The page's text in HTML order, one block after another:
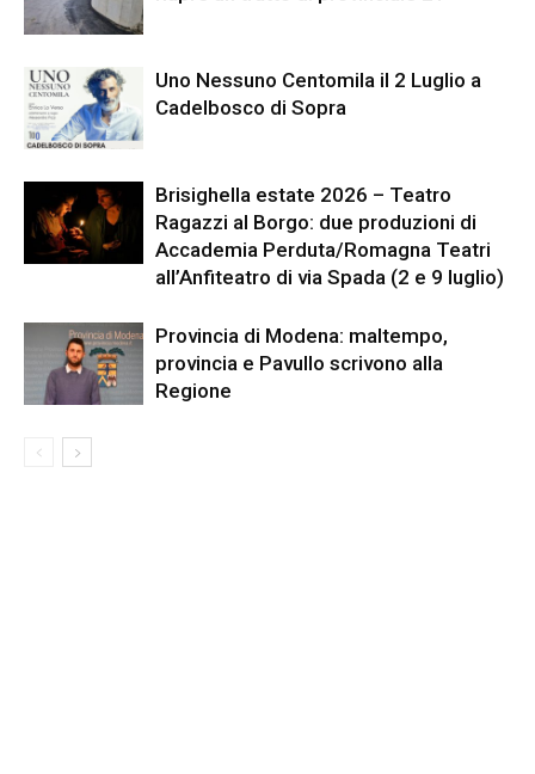
Uno Nessuno Centomila il 2 Luglio a
Cadelbosco di Sopra
Brisighella estate 2026 – Teatro
Ragazzi al Borgo: due produzioni di
Accademia Perduta/Romagna Teatri
all’Anfiteatro di via Spada (2 e 9 luglio)
Provincia di Modena: maltempo,
provincia e Pavullo scrivono alla
Regione